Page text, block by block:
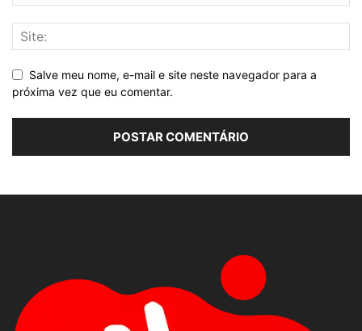
Salve meu nome, e-mail e site neste navegador para a
próxima vez que eu comentar.